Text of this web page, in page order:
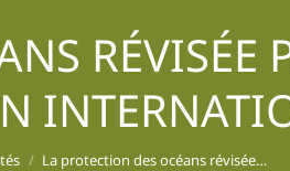
RÉVISÉE
: La protection des océans révisée…